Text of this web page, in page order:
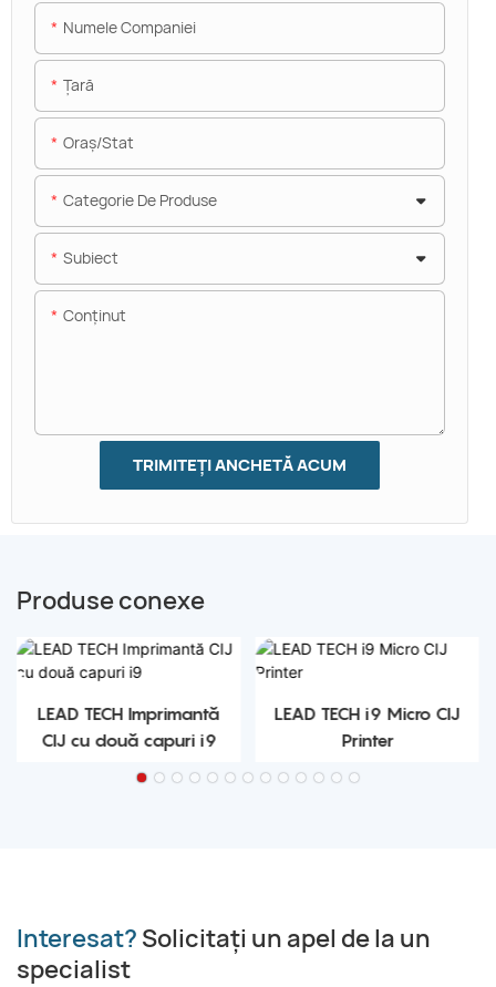
Numele Companiei
Ţară
Oraș/stat
Categorie De Produse
Subiect
Conţinut
TRIMITEȚI ANCHETĂ ACUM
Produse conexe
LEAD TECH Imprimantă
CIJ cu două capuri i9
LEAD TECH i9 Micro CIJ
Printer
Interesat? Solicitați un apel de la un
specialist